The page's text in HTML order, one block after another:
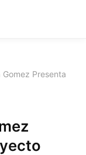
Presenta